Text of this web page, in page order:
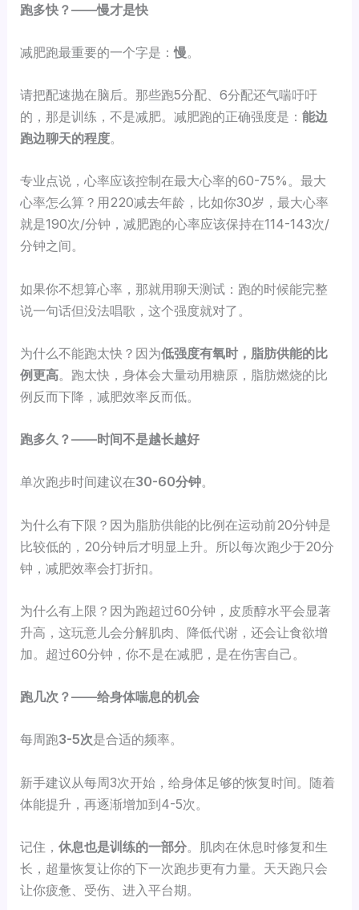
跑多快？——慢才是快
减肥跑最重要的一个字是：慢。
请把配速抛在脑后。那些跑5分配、6分配还气喘吁吁
的，那是训练，不是减肥。减肥跑的正确强度是：能边
跑边聊天的程度。
专业点说，心率应该控制在最大心率的60-75%。最大
心率怎么算？用220减去年龄，比如你30岁，最大心率
就是190次/分钟，减肥跑的心率应该保持在114-143次/
分钟之间。
如果你不想算心率，那就用聊天测试：跑的时候能完整
说一句话但没法唱歌，这个强度就对了。
为什么不能跑太快？因为低强度有氧时，脂肪供能的比
例更高。跑太快，身体会大量动用糖原，脂肪燃烧的比
例反而下降，减肥效率反而低。
跑多久？——时间不是越长越好
单次跑步时间建议在30-60分钟。
为什么有下限？因为脂肪供能的比例在运动前20分钟是
比较低的，20分钟后才明显上升。所以每次跑少于20分
钟，减肥效率会打折扣。
为什么有上限？因为跑超过60分钟，皮质醇水平会显著
升高，这玩意儿会分解肌肉、降低代谢，还会让食欲增
加。超过60分钟，你不是在减肥，是在伤害自己。
跑几次？——给身体喘息的机会
每周跑3-5次是合适的频率。
新手建议从每周3次开始，给身体足够的恢复时间。随着
体能提升，再逐渐增加到4-5次。
记住，休息也是训练的一部分。肌肉在休息时修复和生
长，超量恢复让你的下一次跑步更有力量。天天跑只会
让你疲惫、受伤、进入平台期。